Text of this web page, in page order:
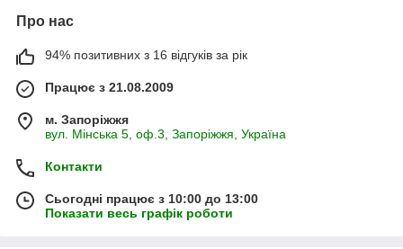
Про нас
94% позитивних з 16 відгуків за рік
Працює з 21.08.2009
м. Запоріжжя
вул. Мінська 5, оф.3, Запоріжжя, Україна
Контакти
Сьогодні працює з 10:00 до 13:00
Показати весь графік роботи